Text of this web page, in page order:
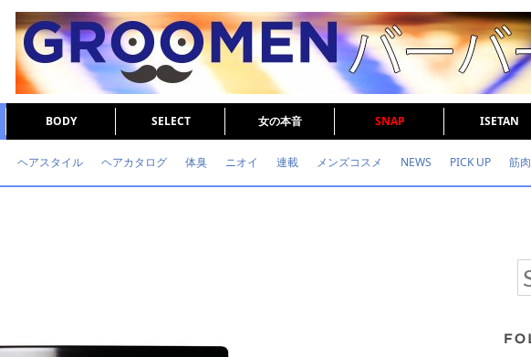
BODY SELECT 女の本音 SNAP ISETAN
ヘアスタイル ヘアカタログ 体臭 ニオイ 連載 メンズコスメ NEWS PICK UP 筋肉